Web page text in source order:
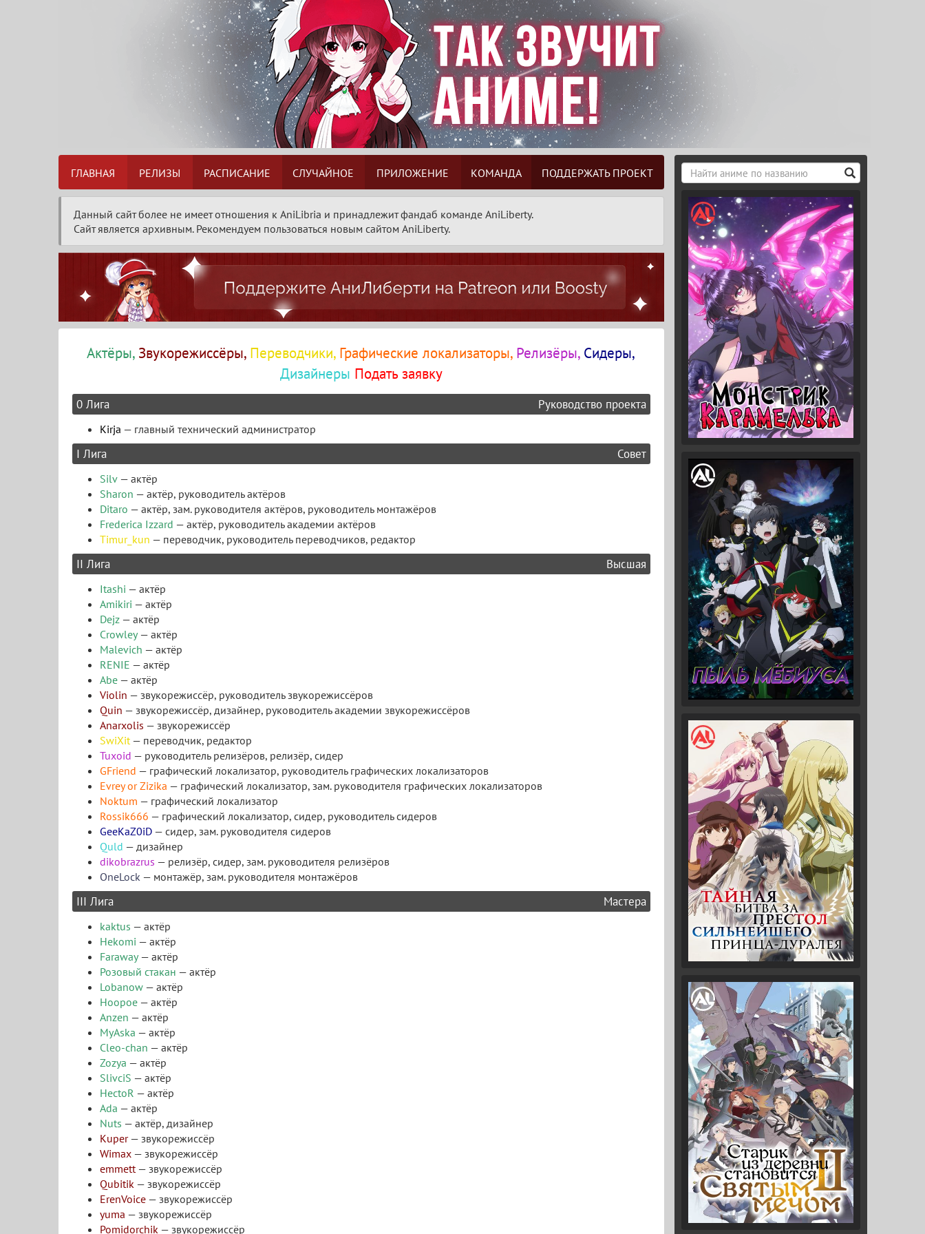
ГЛАВНАЯ РЕЛИЗЫ РАСПИСАНИЕ СЛУЧАЙНОЕ ПРИЛОЖЕНИЕ КОМАНДА ПОДДЕРЖАТЬ ПРОЕКТ
Данный сайт более не имеет отношения к AniLibria и принадлежит фандаб команде AniLiberty.
Сайт является архивным. Рекомендуем пользоваться новым сайтом AniLiberty.
Актёры, Звукорежиссёры, Переводчики, Графические локализаторы, Релизёры, Сидеры,
Дизайнеры Подать заявку
0 Лига Руководство проекта
Kirja — главный технический администратор
I Лига Совет
Silv— актёр
Sharon — актёр, руководитель актёров
Ditaro — актёр, зам. руководителя актёров, руководитель монтажёров
Frederica Izzard — актёр, руководитель академии актёров
Timur_kun — переводчик, руководитель переводчиков, редактор
II Лига Высшая
Itashi — актёр
Amikiri — актёр
Dejz— актёр
Crowley— актёр
Malevich — актёр
RENIE — актёр
Abe— актёр
Violin — звукорежиссёр, руководитель звукорежиссёров
Quin — звукорежиссёр, дизайнер, руководитель академии звукорежиссёров
Anarxolis — звукорежиссёр
SwiXit— переводчик, редактор
Tuxoid — руководитель релизёров, релизёр, сидер
GFriend — графический локализатор, руководитель графических локализаторов
Evrey or Zizika — графический локализатор, зам. руководителя графических локализаторов
Noktum — графический локализатор
Rossik666 — графический локализатор, сидер, руководитель сидеров
GeeKaZ0iD— сидер, зам. руководителя сидеров
Quld — дизайнер
dikobrazrus — релизёр, сидер, зам. руководителя релизёров
OneLock— монтажёр, зам. руководителя монтажёров
III Лига Мастера
kaktus — актёр
Hekomi — актёр
Faraway— актёр
Розовый стакан — актёр
Lobanow— актёр
Hoopoe— актёр
Anzen — актёр
MyAska — актёр
Cleo-chan — актёр
Zozya — актёр
SlivciS — актёр
HectoR — актёр
Ada — актёр
Nuts — актёр, дизайнер
Kuper— звукорежиссёр
Wimax— звукорежиссёр
emmett— звукорежиссёр
Qubitik— звукорежиссёр
ErenVoice— звукорежиссёр
yuma — звукорежиссёр
Pomidorchik— звукорежиссёр